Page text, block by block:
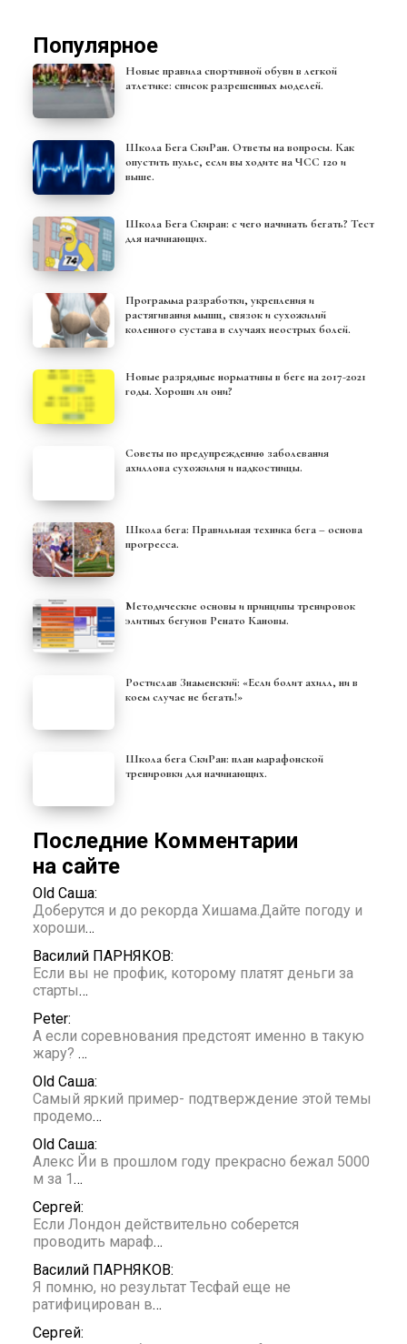
Популярное
Новые правила спортивной обуви в легкой
атлетике: список разрешенных моделей.
Школа Бега СкиРан. Ответы на вопросы. Как
опустить пульс, если вы ходите на ЧСС 120 и
выше.
Школа Бега Скиран: с чего начинать бегать? Тест
для начинающих.
Программа разработки, укрепления и
растягивания мышц, связок и сухожилий
коленного сустава в случаях неострых болей.
Новые разрядные нормативы в беге на 2017-2021
годы. Хороши ли они?
Советы по предупреждению заболевания
ахиллова сухожилия и надкостницы.
Школа бега: Правильная техника бега – основа
прогресса.
Методические основы и принципы тренировок
элитных бегунов Ренато Кановы.
Ростислав Знаменский: «Если болит ахилл, ни в
коем случае не бегать!»
Школа бега СкиРан: план марафонской
тренировки для начинающих.
Последние Комментарии
на сайте
Old Саша:
Доберутся и до рекорда Хишама.Дайте погоду и
хороши…
Василий ПАРНЯКОВ:
Если вы не профик, которому платят деньги за
старты…
Peter:
А если соревнования предстоят именно в такую
жару? …
Old Саша:
Самый яркий пример- подтверждение этой темы
продемо…
Old Саша:
Алекс Йи в прошлом году прекрасно бежал 5000
м за 1…
Сергей:
Если Лондон действительно соберется
проводить мараф…
Василий ПАРНЯКОВ:
Я помню, но результат Тесфай еще не
ратифицирован в…
Сергей: